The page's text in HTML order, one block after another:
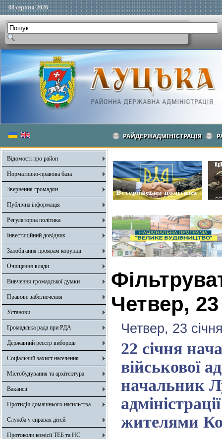
08 серпня 2026
РАЙДЕРЖАДМІНІСТРАЦІЯ
Відомості про район
Нормативно-правова база
Звернення громадян
Публічна інформація
Регуляторна політика
Інвестиційний довідник
Запобігання проявам корупції
Очищення влади
Вивчення громадської думки
Правове забезпечення
Установи
Громадська рада при РДА
Державний реєстр виборців
Соціальний захист населення
Містобудування та архітектура
Вакансії
Протидія домашнього насильства
Служба у справах дітей
Протоколи комісії ТЕБ та НС
Четвер,
Четвер, 23
22 січня
військової
начальник
жителями